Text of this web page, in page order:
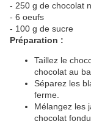
- 250 g de chocolat
- 6 oeufs
- 100 g de sucre
Préparation :
Taillez le
chocolat au
Séparez les
ferme.
Mélangez les
chocolat fondu.